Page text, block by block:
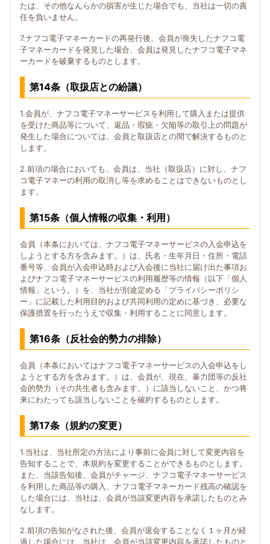
たは、その他なんらかの損害が生じた場合でも、当社は一切の責
任を負いません。
7.ナフコ電子マネーカードの再発行後、会員が喪失したナフコ電
子マネーカードを発見した場合、会員は発見したナフコ電子マネ
ーカードを破棄するものとします。
第14条（取扱店との紛議）
1.会員が、ナフコ電子マネーサービスを利用して購入または提供
を受けた商品等について、返品・瑕疵・欠陥等の取引上の問題が
発生した場合については、会員と取扱店との間で解決するものと
します。
2.前項の場合においても、会員は、当社（取扱店）に対し、ナフ
コ電子マネーの利用の取消し等を求めることはできないものとし
ます。
第15条（個人情報の収集・利用）
会員（本条においては、ナフコ電子マネーサービスの入会申込を
しようとする方を含みます。）は、氏名・生年月日・住所・電話
番号等、会員が入会申込時および入会後に当社に届け出た事項お
よびナフコ電子マネーサービスの利用履歴等の情報（以下「個人
情報」という。）を、当社が別途定める「プライバシーポリシ
ー」に記載した利用目的および共同利用の定めに基づき、必要な
保護措置を行ったうえで収集・利用することに同意します。
第16条（反社会的勢力の排除）
会員（本条においてはナフコ電子マネーサービスの入会申込をし
ようとする方を含みます。）は、会員が、現在、暴力団等の反社
会的勢力（その共生者も含みます。）に該当しないこと、かつ将
来にわたっても該当しないことを確約するものとします。
第17条（規約の変更）
1.当社は、当社所定の方法により事前に会員に対して変更内容を
告知することで、本規約を変更することができるものとします。
また、当該告知後、会員がチャージ、ナフコ電子マネーサービス
を利用した商品等の購入、ナフコ電子マネーカード残高の確認を
した場合には、当社は、会員が当該変更内容を承諾したものとみ
なします。
2.前項の告知がなされた後、会員が退会することなく１ヶ月が経
過した場合には、当社は、会員が当該変更内容を承諾したものと